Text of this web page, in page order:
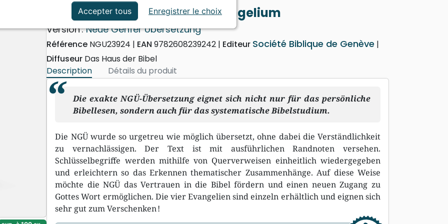
Événements actuels
Allemand, NGÜ Johannes Evangelium
Version :Neue Genfer Übersetzung
Référence NGU23924 EAN 9782608239242 Editeur Société Biblique de Genève
Diffuseur Das Haus der Bibel
Description
Détails du produit
Die exakte NGÜ-Übersetzung eignet sich nicht nur für das persönliche
Bibellesen, sondern auch für das systematische Bibelstudium.
Die NGÜ wurde so urgetreu wie möglich übersetzt, ohne dabei die Verständlichkeit
zu vernachlässigen. Der Text ist mit ausführlichen Randnoten versehen.
Schlüsselbegriffe werden mithilfe von Querverweisen einheitlich wiedergegeben
und erleichtern so das Erkennen thematischer Zusammenhänge. Auf diese Weise
möchte die NGÜ das Vertrauen in die Bibel fördern und einen neuen Zugang zu
Gottes Wort ermöglichen. Die vier Evangelien sind einzeln erhältlich und eignen sich
sehr gut zum Verschenken !
Accepter tous Enregistrer le choix